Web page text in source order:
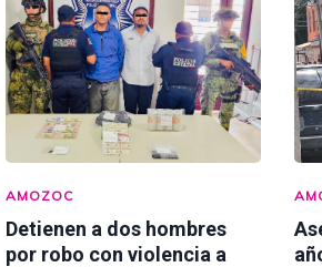
AMOZOC
Detienen a dos hombres
por robo con violencia a